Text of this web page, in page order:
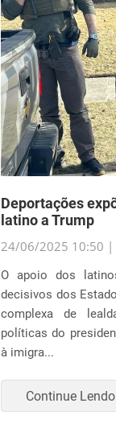
Deportações
latino a Trump
24/06/2025 10:50 |
decisivos dos
complexa de
políticas do
à imigra...
Continue